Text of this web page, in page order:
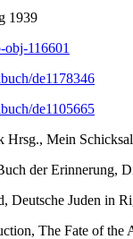
1939
116601
de1178346
de1105665
Mein
der Erinnerung,
Deutsche Juden in
The Fate of the